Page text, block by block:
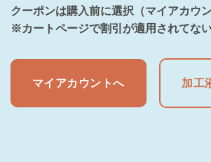
クーポンは購入前に選択（マイアカウン
※カートページで割引が適用されてな
マイアカウントへ 加工